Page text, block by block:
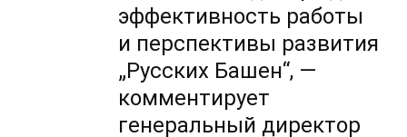
эффективность работы
и перспективы развития
„Русских Башен“, —
комментирует
генеральный директор